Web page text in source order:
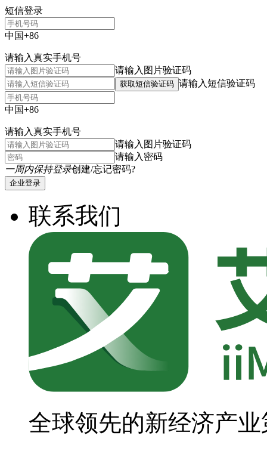
短信登录
中国+86
请输入真实手机号
请输入图片验证码
获取短信验证码 请输入短信验证码
中国+86
请输入真实手机号
请输入图片验证码
请输入密码
一周内保持登录创建/忘记密码?
企业登录
联系我们
全球领先的新经济产